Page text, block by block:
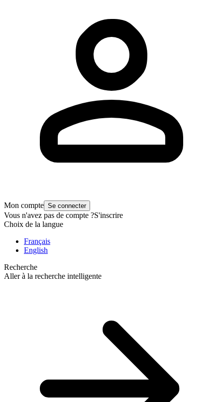
Mon compte Se connecter
Vous n'avez pas de compte ?S'inscrire
Choix de la langue
Français
English
Recherche
Aller à la recherche intelligente